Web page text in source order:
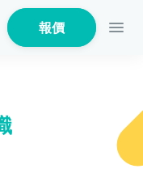
報價